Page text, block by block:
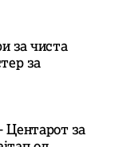
за чиста
за
Центарот за